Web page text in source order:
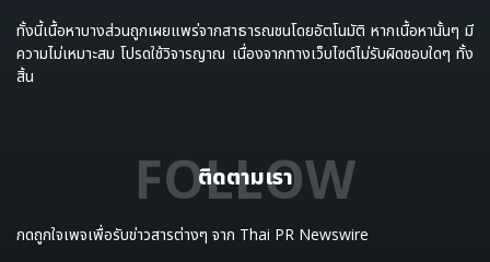
ทั้งนี้เนื้อหาบางส่วนถูกเผยแพร่จากสาธารณชนโดยอัตโนมัติ หากเนื้อหานั้นๆ มี
ความไม่เหมาะสม โปรดใช้วิจารญาณ เนื่องจากทางเว็บไซต์ไม่รับผิดชอบใดๆ ทั้ง
สิ้น
ติดตามเรา
FOLLOW
กดถูกใจเพจเพื่อรับข่าวสารต่างๆ จาก Thai PR Newswire